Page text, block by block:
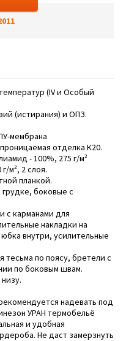
(IV и Особый
(истирания) и ОПЗ.
мембрана
отделка К20.
- 100%, 275 г/м²
м², 2 слоя.
планкой.
боковые с
с карманами для
накладки на
внутри, усилительные
тесьма по поясу, бретели с
по боковым швам.
надевать под
УРАН термобельё
и удобная
Не даст замерзнуть